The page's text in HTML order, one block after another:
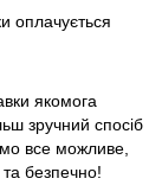
оплачується
якомога
зручний спосіб
все можливе,
безпечно!